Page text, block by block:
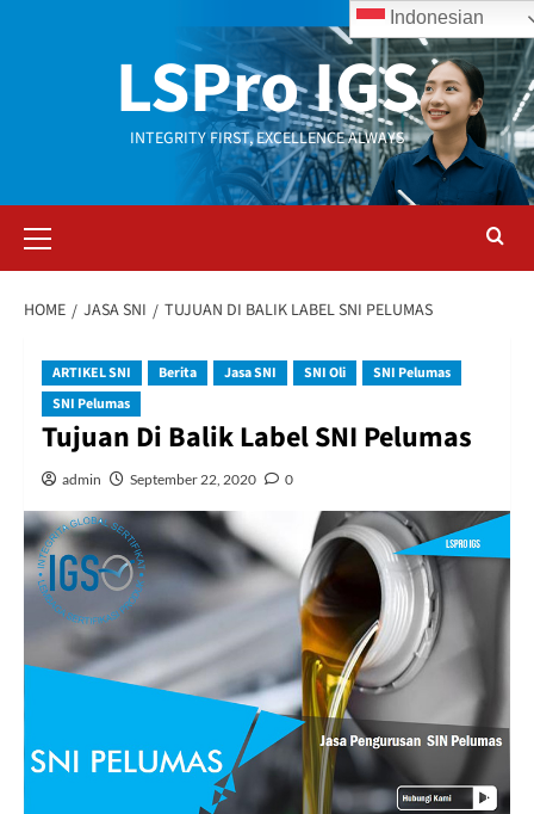
LSPro IGS
INTEGRITY FIRST, EXCELLENCE ALWAYS
Menu
HOME JASA SNI TUJUAN DI BALIK LABEL SNI PELUMAS
ARTIKEL SNI Berita Jasa SNI SNI Oli
SNI Pelumas
SNI Pelumas
Tujuan Di Balik Label SNI Pelumas
admin September 22, 2020 0
Indonesian